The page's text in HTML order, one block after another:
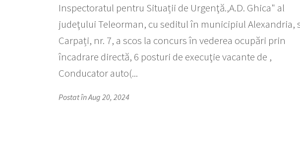
Inspectoratul pentru Situații de Urgenţă.,A.D. Ghica" al
judeţului Teleorman, cu seditul în municipiul Alexandria,
Carpați, nr. 7, a scos la concurs în vederea ocupări prin
încadrare directă, 6 posturi de execuţie vacante de ,
Conducator auto(...
Postat în Aug 20, 2024